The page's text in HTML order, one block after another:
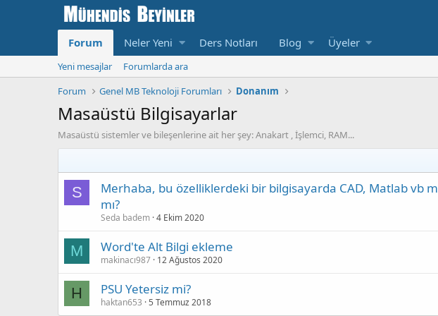
Forum Neler Yeni Ders Notları Blog Üyeler
Yeni mesajlar
Forumlarda ara
Forum
Genel MB Teknoloji Forumları Donanım
Masaüstü Bilgisayarlar
Masaüstü sistemler ve bileşenlerine ait her şey: Anakart , İşlemci, RAM...
S
Merhaba, bu özelliklerdeki bir bilgisayarda CAD, Matlab vb
mı?
Seda badem 4 Ekim 2020
M Word'te Alt Bilgi ekleme
makinacı987 12 Ağustos 2020
H PSU Yetersiz mi?
haktan653 5 Temmuz 2018